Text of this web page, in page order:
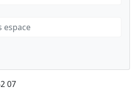
07